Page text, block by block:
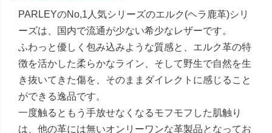
PARLEYのNo,1人気シリーズのエルク(ヘラ鹿革)シリ
ーズは、国内で流通が少ない希少なレザーです。
ふわっと優しく包み込みような質感と、エルク革の特
徴を活かした柔らかなライン、そして野生で自然を生
き抜いてきた傷を、そのままダイレクトに感じること
ができる逸品です。
一度触るともう手放せなくなるモフモフした肌触り
は、他の革には無いオンリーワンな革製品となってお